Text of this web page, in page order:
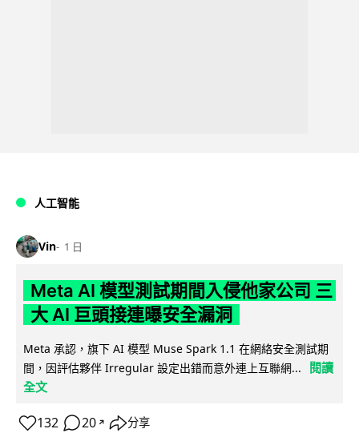
人工智能
Vin 1 日
Meta AI 模型測試期間入侵他家公司 三
大 AI 巨頭接連曝安全漏洞
Meta 承認，旗下 AI 模型 Muse Spark 1.1 在網絡安全測試期
間，因評估夥伴 Irregular 設定出錯而意外連上互聯網...
閱讀
全文
132 20 ↗ 分享